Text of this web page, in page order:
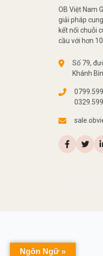
OB Việt Nam
giải pháp
kết nối chuỗi
cầu với hơn
Số 79,
Khánh
Ngôn Ngữ »